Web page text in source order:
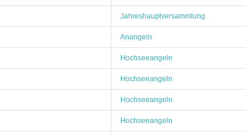
Jahreshauptversammlung
Anangeln
Hochseeangeln
Hochseeangeln
Hochseeangeln
Hochseeangeln